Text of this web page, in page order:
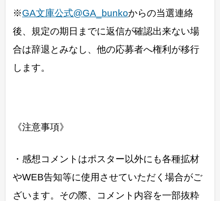
※GA文庫公式@GA_bunkoからの当選連絡
後、規定の期日までに返信が確認出来ない場
合は辞退とみなし、他の応募者へ権利が移行
します。
《注意事項》
・感想コメントはポスター以外にも各種拡材
やWEB告知等に使用させていただく場合がご
ざいます。その際、コメント内容を一部抜粋